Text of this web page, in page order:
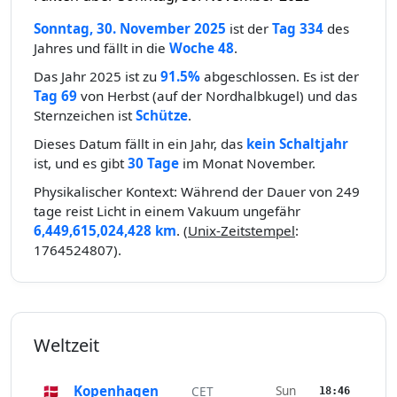
Sonntag, 30. November 2025 ist der Tag 334 des
Jahres und fällt in die Woche 48.
Das Jahr 2025 ist zu 91.5% abgeschlossen. Es ist der
Tag 69 von Herbst (auf der Nordhalbkugel) und das
Sternzeichen istSchütze.
Dieses Datum fällt in ein Jahr, das kein Schaltjahr
ist, und es gibt30 Tage im Monat November.
Physikalischer Kontext: Während der Dauer von 249
tage reist Licht in einem Vakuum ungefähr
6,449,615,024,428 km. (Unix-Zeitstempel:
1764524807).
Weltzeit
🇩🇰 Kopenhagen CET Sun 18:46